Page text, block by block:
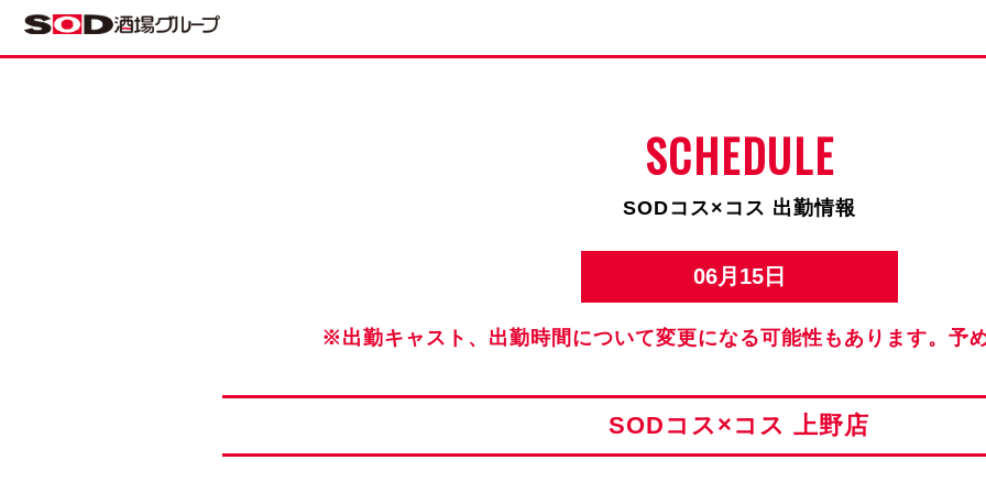
SCHEDULE
SODコス×コス 出勤情報
06月15日
※出勤キャスト、出勤時間について変更になる可能性もあります。予
SODコス×コス 上野店